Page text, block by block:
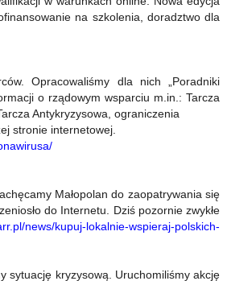
na szkolenia, doradztwo dla
Opracowaliśmy dla nich „Poradniki
o rządowym wsparciu m.in.: Tarcza
Antykryzysowa, ograniczenia
stronie internetowej.
Małopolan do zaopatrywania się
do Internetu. Dziś pozornie zwykłe
news/kupuj-lokalnie-wspieraj-polskich-
sytuację kryzysową. Uruchomiliśmy akcję